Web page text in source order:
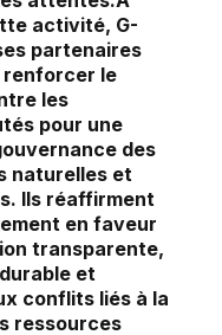
activité, G-
partenaires
le
les
pour une
des
naturelles et
Ils réaffirment
en faveur
transparente,
et
conflits liés à la
ressources